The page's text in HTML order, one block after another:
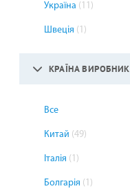
Україна (11)
Швеція (1)
КРАЇНА ВИРОБНИК
Все
Китай (49)
Італія (1)
Болгарія (1)